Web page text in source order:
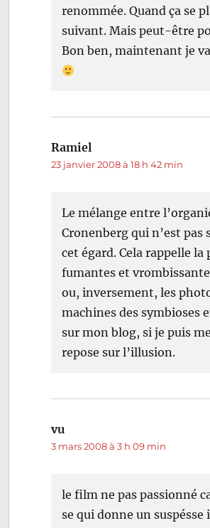
renommée. Quand ça se
suivant. Mais peut-être
Bon ben, maintenant je
Ramiel
23 janvier 2008 à 18 h 42 min
Le mélange entre
Cronenberg qui n’est
cet égard. Cela rappelle
fumantes et
ou, inversement, les
machines des symbioses
sur mon blog, si je puis
repose sur l’illusion.
vu
3 mars 2008 à 3 h 09 min
le film ne pas passionné
se qui donne un